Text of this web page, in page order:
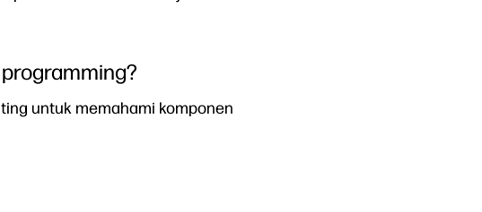
untuk memahami komponen